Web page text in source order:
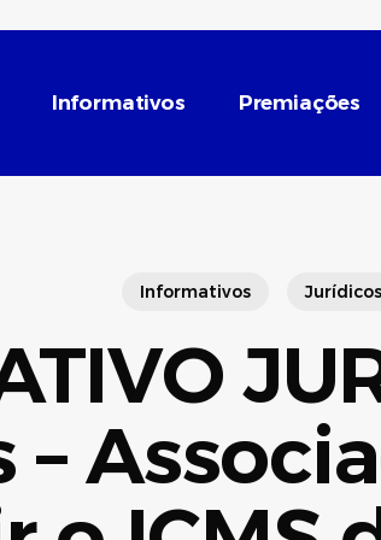
Informativos Premiações
Informativos Jurídicos
–